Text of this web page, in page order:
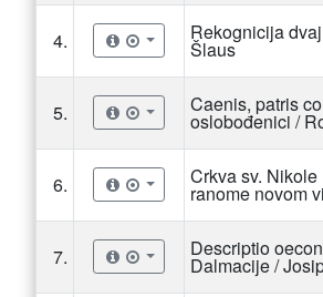
4. Rekognicija
Šlaus
5. Caenis, patris
oslobođenici /
6. Crkva sv.
ranome novom
7. Descriptio
Dalmacije /